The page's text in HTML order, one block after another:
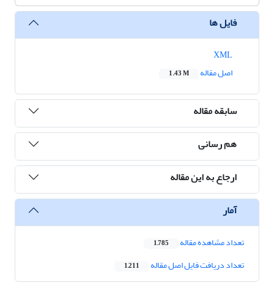
فایل ها
اصل مقاله
1.43 M
سابقه مقاله
هم رسانی
ارجاع به این مقاله
آمار
تعداد مشاهده مقاله 1,785
تعداد دریافت فایل اصل مقاله 1,211